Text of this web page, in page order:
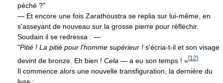
péché ?"
— Et encore une fois Zarathoustra se replia sur lui-même, en
s'asseyant de nouveau sur la grosse pierre pour réfléchir.
Soudain il se redressa : —
"Pitié ! La pitié pour l'homme supérieur ! s'écria-t-il et son visage
devint de bronze. Eh bien ! Cela — a eu son temps ! »[12]
Il commence alors une nouvelle transfiguration, la dernière du